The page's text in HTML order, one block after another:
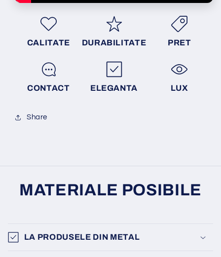
CALITATE DURABILITATE PRET
CONTACT ELEGANTA LUX
Share
MATERIALE POSIBILE
LA PRODUSELE DIN METAL